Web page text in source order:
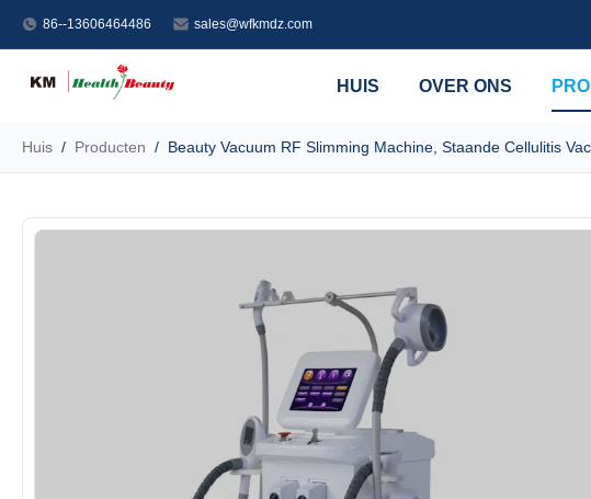
86--13606464486 sales@wfkmdz.com
HUIS OVER ONS
Huis / Producten / Beauty Vacuum RF Slimming Machine, Staande Cellulitis